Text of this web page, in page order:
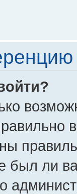
был ли